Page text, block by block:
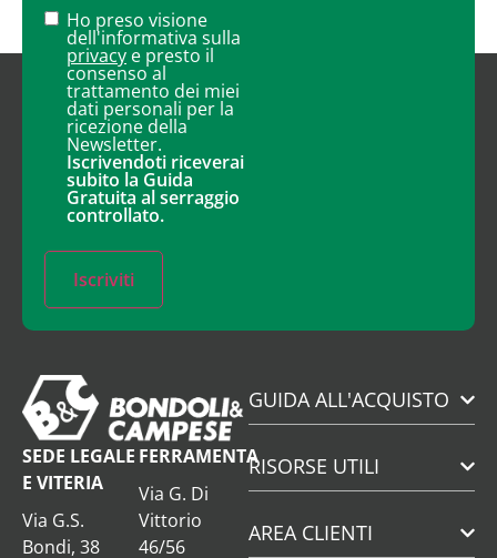
Ho preso visione
dell'informativa sulla
privacy e presto il
consenso al
trattamento dei miei
dati personali per la
ricezione della
Newsletter.
Iscrivendoti riceverai
subito la Guida
Gratuita al serraggio
controllato.
Iscriviti
SEDE LEGALE
E VITERIA
Via G.S.
Bondi, 38
FERRAMENTA
Via G. Di
Vittorio
46/56
GUIDA ALL'ACQUISTO
RISORSE UTILI
AREA CLIENTI